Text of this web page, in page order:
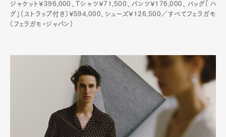
ジャケット¥396,000、Tシャツ¥71,500、パンツ¥176,000、バッグ「ハ
グ」（ストラップ付き）¥594,000、シューズ¥126,500／すべてフェラガモ
（フェラガモ・ジャパン）